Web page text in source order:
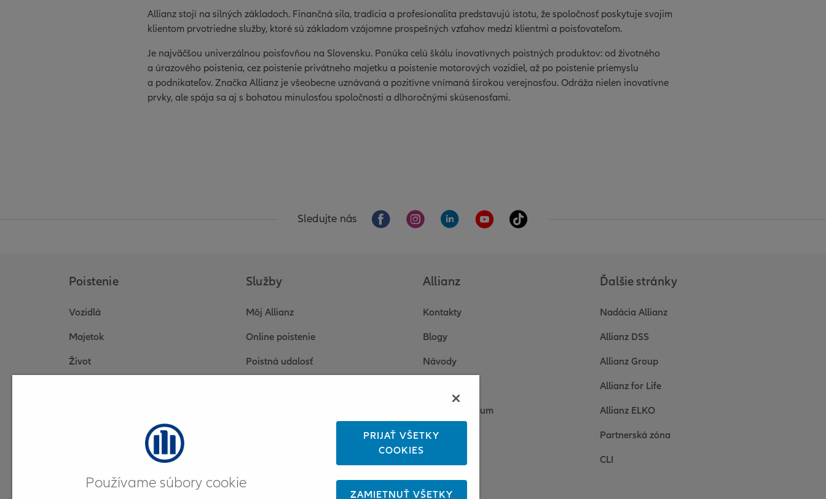
Allianz stojí na silných základoch. Finančná sila, tradícia a profesionalita predstavujú istotu, že spoločnosť poskytuje svojim
klientom prvotriedne služby, ktoré sú základom vzájomne prospešných vzťahov medzi klientmi a poisťovateľom.
Je najväčšou univerzálnou poisťovňou na Slovensku. Ponúka celú škálu inovatívnych poistných produktov: od životného
a úrazového poistenia, cez poistenie privátneho majetku a poistenie motorových vozidiel, až po poistenie priemyslu
a podnikateľov. Značka Allianz je všeobecne uznávaná a pozitívne vnímaná širokou verejnosťou. Odráža nielen inovatívne
prvky, ale spája sa aj s bohatou minulosťou spoločnosti a dlhoročnými skúsenosťami.
Sledujte nás
Poistenie
Vozidlá
Majetok
Život
Služby
Môj Allianz
Online poistenie
Poistná udalosť
Online riešenie požiadaviek
Allianz
Kontakty
Blogy
Návody
Tlačové centrum
Kariéra
Informácie
Ďalšie stránky
Nadácia Allianz
Allianz DSS
Allianz Group
Allianz for Life
Allianz ELKO
Partnerská zóna
CLI
Používame súbory cookie
PRIJAŤ VŠETKY
COOKIES
ZAMIETNUŤ VŠETKY